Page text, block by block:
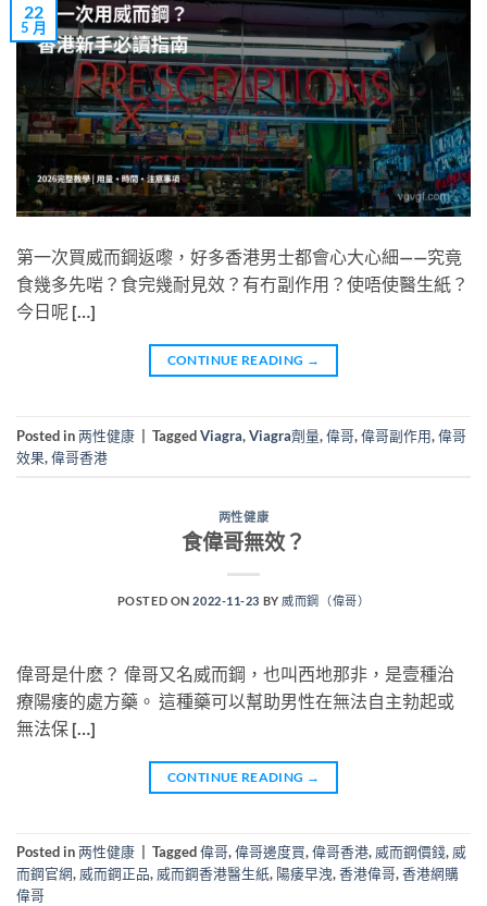
22
5 月
第一次買威而鋼返嚟，好多香港男士都會心大心細——究竟
食幾多先啱？食完幾耐見效？有冇副作用？使唔使醫生紙？
今日呢 […]
CONTINUE READING →
Posted in两性健康 TaggedViagra,Viagra劑量,偉哥,偉哥副作用,偉哥
效果,偉哥香港
两性健康
食偉哥無效？
POSTED ON2022-11-23 BY 威而鋼（偉哥）
偉哥是什麽？ 偉哥又名威而鋼，也叫西地那非，是壹種治
療陽痿的處方藥。 這種藥可以幫助男性在無法自主勃起或
無法保 […]
CONTINUE READING →
Posted in两性健康 Tagged偉哥,偉哥邊度買,偉哥香港, 威而鋼價錢, 威
而鋼官網, 威而鋼正品, 威而鋼香港醫生紙, 陽痿早洩,香港偉哥,香港網購
偉哥